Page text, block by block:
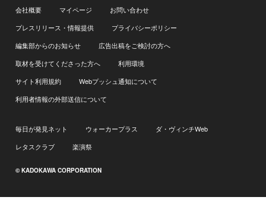
会社概要 マイページ
お問い合わせ
プレスリリース・情報提供
プライバシーポリシー
編集部からのお知らせ
広告出稿をご検討の方へ
取材を受けてくださった方へ
利用環境
サイト利用規約
Webプッシュ通知について
利用者情報の外部送信について
毎日が発見ネット ウォーカープラス
ダ・ヴィンチWeb
レタスクラブ
楽演祭
© KADOKAWA CORPORATION